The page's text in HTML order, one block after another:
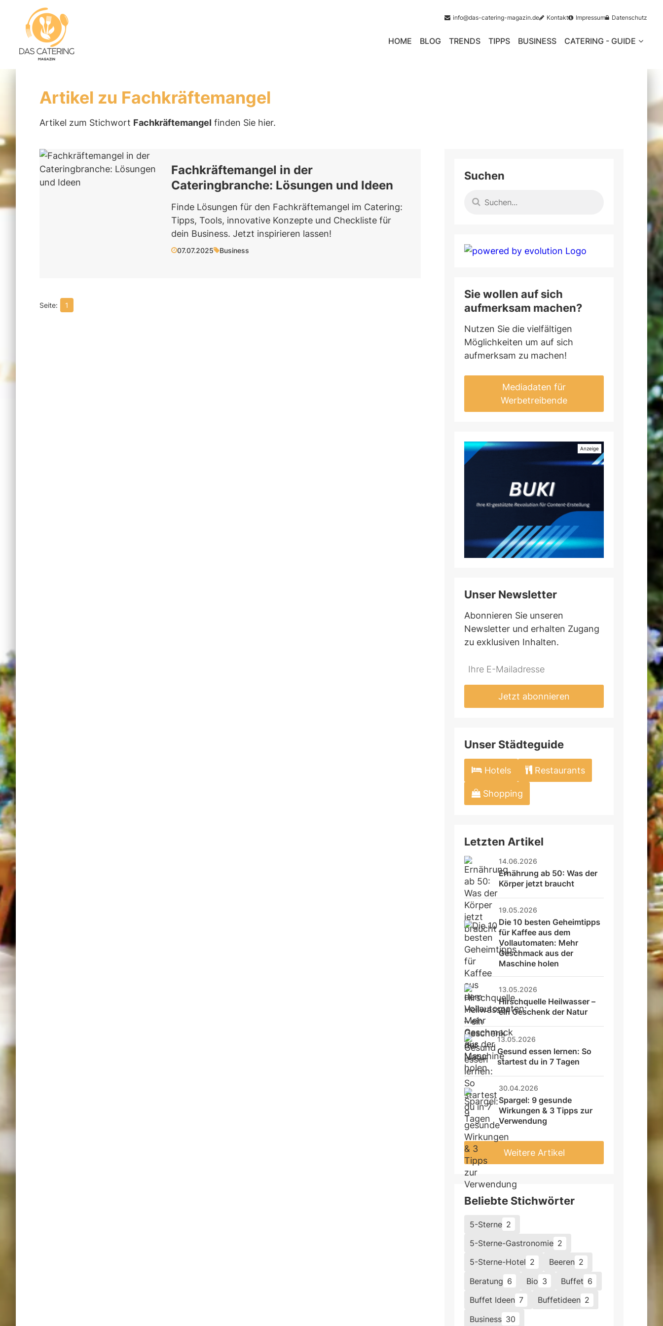
info@das-catering-magazin.de Kontakt Impressum Datenschutz
HOME BLOG TRENDS TIPPS BUSINESS CATERING - GUIDE
Artikel zu Fachkräftemangel
Artikel zum Stichwort Fachkräftemangel finden Sie hier.
Fachkräftemangel in der
Cateringbranche: Lösungen und Ideen
Finde Lösungen für den Fachkräftemangel im Catering:
Tipps, Tools, innovative Konzepte und Checkliste für
dein Business. Jetzt inspirieren lassen!
07.07.2025 Business
1
Suchen
Sie wollen auf sich
aufmerksam machen?
Nutzen Sie die vielfältigen
Möglichkeiten um auf sich
aufmerksam zu machen!
Mediadaten für
Werbetreibende
Unser Newsletter
Abonnieren Sie unseren
Newsletter und erhalten Zugang
zu exklusiven Inhalten.
Jetzt abonnieren
Unser Städteguide
Hotels Restaurants
Shopping
Letzten Artikel
14.06.2026
Ernährung ab 50: Was der
Körper jetzt braucht
19.05.2026
Die 10 besten Geheimtipps
für Kaffee aus dem
Vollautomaten: Mehr
Geschmack aus der
Maschine holen
13.05.2026
Hirschquelle Heilwasser –
ein Geschenk der Natur
13.05.2026
Gesund essen lernen: So
startest du in 7 Tagen
30.04.2026
Spargel: 9 gesunde
Wirkungen & 3 Tipps zur
Verwendung
Weitere Artikel
Beliebte Stichwörter
5-Sterne 2
5-Sterne-Gastronomie 2
5-Sterne-Hotel 2 Beeren 2
Beratung 6 Bio 3 Buffet 6
Buffet Ideen 7 Buffetideen 2
Business 30